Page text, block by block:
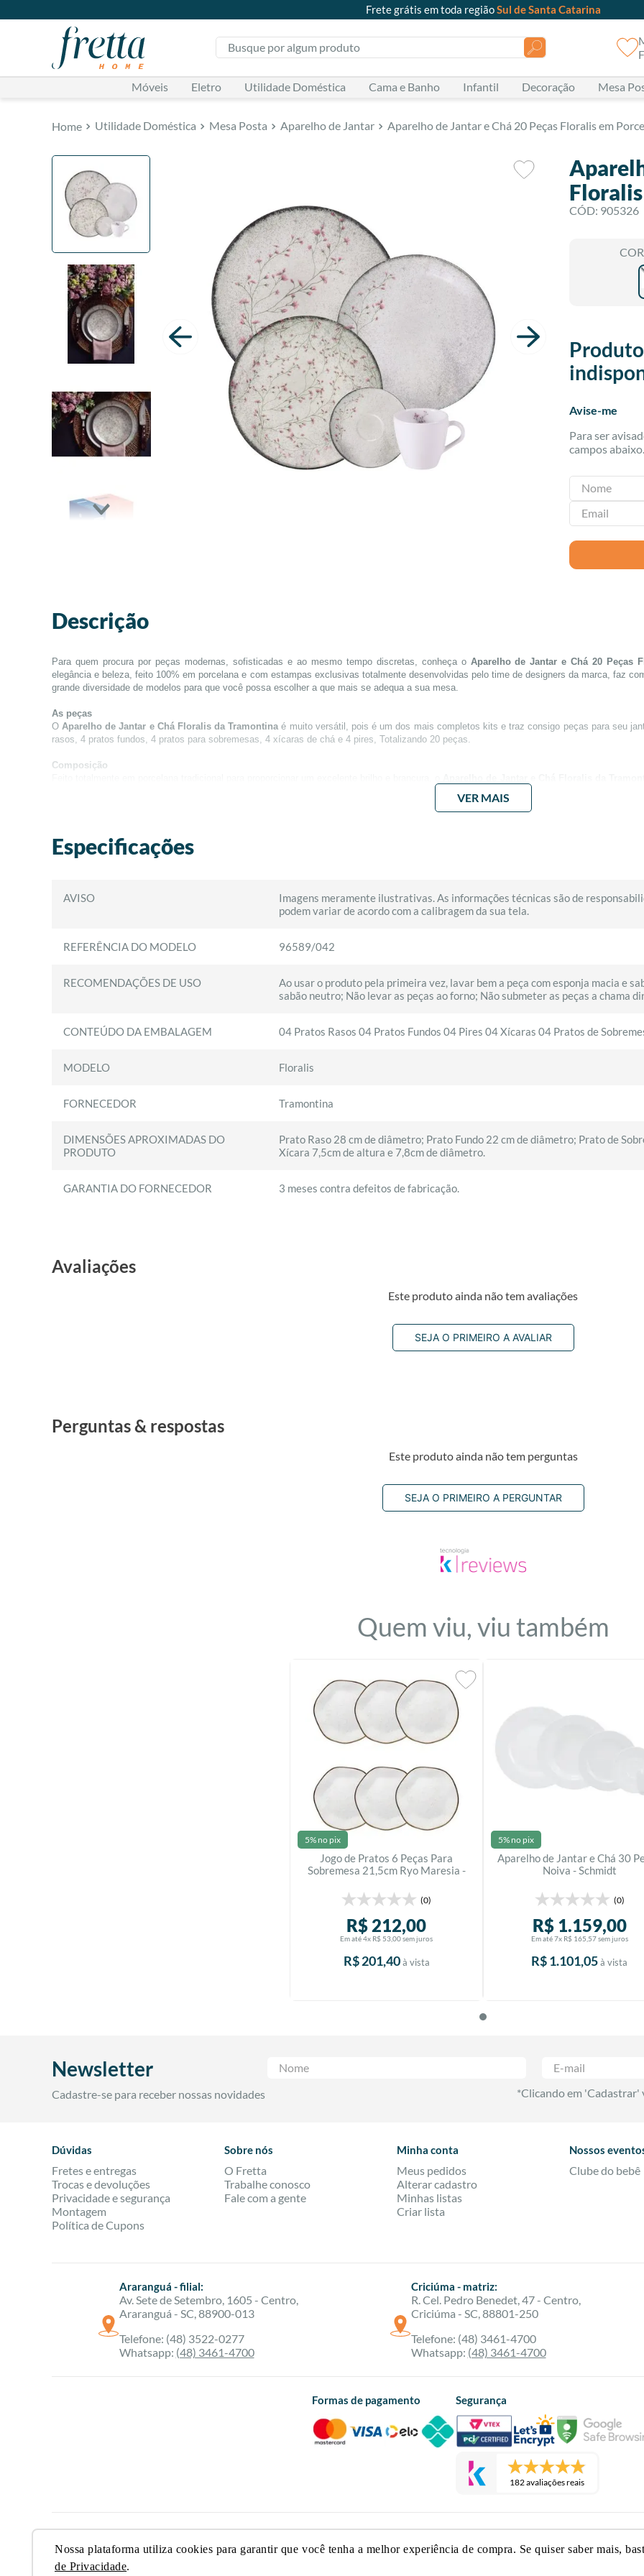
Frete grátis em toda regiãoSul de Santa Catarina
Busque por algum produto
Móveis Eletro Utilidade Doméstica Cama e Banho Infantil Decoração Mesa
Nossa plataforma utiliza cookies para garantir que você tenha a melhor experiência de compra. Se quiser saber mais,
de Privacidade.
Utilidade Doméstica Mesa Posta Aparelho de Jantar Aparelho de Jantar e Chá 20 Peças Floralis em
CÓD: 905326
COR
Avise-me
Para ser
campos abaixo.
Descrição
Para quem procura por peças modernas, sofisticadas e ao mesmo tempo discretas, conheça o Aparelho de Jantar e Chá 20 Peças
elegância e beleza, feito 100% em porcelana e com estampas exclusivas totalmente desenvolvidas pelo time de designers da marca, faz
grande diversidade de modelos para que você possa escolher a que mais se adequa a sua mesa.
As peças
O Aparelho de Jantar e Chá Floralis da Tramontina é muito versátil, pois é um dos mais completos kits e traz consigo peças para seu
rasos, 4 pratos fundos, 4 pratos para sobremesas, 4 xícaras de chá e 4 pires, Totalizando 20 peças.
Composição
é bem próxima de 0, o que faz com que seja extremamente resistente e podendo serem expostas a micro-ondas e a lava-louças.
A Tramontina
criar diversos tipos de componentes para praticamente todos os ambientes de sua casa.
VER MAIS
Especificações
AVISO
Imagens meramente ilustrativas. As informações técnicas são de
podem variar de acordo com a calibragem da sua tela.
REFERÊNCIA DO MODELO 96589/042
RECOMENDAÇÕES DE USO
Ao usar o produto pela primeira vez, lavar bem a peça com esponja macia e
sabão neutro; Não levar as peças ao forno; Não submeter as peças a chama
CONTEÚDO DA EMBALAGEM 04 Pratos Rasos 04 Pratos Fundos 04 Pires 04 Xícaras 04 Pratos de
MODELO Floralis
FORNECEDOR Tramontina
DIMENSÕES APROXIMADAS DO
PRODUTO
Prato Raso 28 cm de diâmetro; Prato Fundo 22 cm de diâmetro; Prato de
Xícara 7,5cm de altura e 7,8cm de diâmetro.
GARANTIA DO FORNECEDOR 3 meses contra defeitos de fabricação.
Avaliações
Este produto ainda não tem avaliações
SEJA O PRIMEIRO A AVALIAR
Perguntas & respostas
Este produto ainda não tem perguntas
SEJA O PRIMEIRO A PERGUNTAR
Quem viu, viu também
5% no pix
Jogo de Pratos 6 Peças Para
Sobremesa 21,5cm Ryo Maresia -
(0)
R$ 212,00
Em até4x R$ 53,00sem juros
R$ 201,40à vista
5% no pix
Aparelho de Jantar e Chá 30
Noiva - Schmidt
(0)
R$ 1.159,00
Em até7x R$ 165 57sem juros
R$1.101,05à vista
Newsletter
Cadastre-se para receber nossas novidades *Clicando em 'Cadastrar'
Dúvidas
Fretes e entregas
Trocas e devoluções
Privacidade e segurança
Montagem
Política de Cupons
Sobre nós
O Fretta
Trabalhe conosco
Fale com a gente
Minha conta
Meus pedidos
Alterar cadastro
Minhas listas
Criar lista
Nossos
Clube do bebê
Araranguá - filial:
Av. Sete de Setembro, 1605 - Centro,
Araranguá - SC, 88900-013
Telefone: (48) 3522-0277
Whatsapp: (48) 3461-4700
Criciúma - matriz:
R. Cel. Pedro Benedet, 47 - Centro,
Criciúma - SC, 88801-250
Telefone: (48) 3461-4700
Whatsapp: (48) 3461-4700
Formas de pagamento Segurança
182 avaliações reais
Rua Coronel Pedro Benedet, 47 - Centro, 88801-250 | Criciúma -